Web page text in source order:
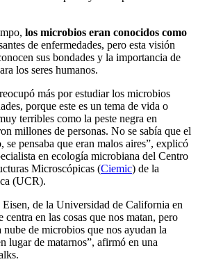
los microbios eran conocidos como
de enfermedades, pero esta visión
sus bondades y la importancia de
los seres humanos.
más por estudiar los microbios
porque este es un tema de vida o
terribles como la peste negra en
millones de personas. No se sabía que el
se pensaba que eran malos aires”, explicó
en ecología microbiana del Centro
Microscópicas (Ciemic) de la
(UCR).
de la Universidad de California en
en las cosas que nos matan, pero
nube de microbios que nos ayudan la
lugar de matarnos”, afirmó en una